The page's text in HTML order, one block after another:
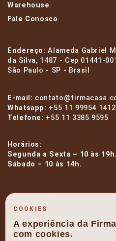
Warehouse
Fale Conosco
Endereço:Alameda Gabriel
da Silva, 1487 - Cep 01441-001
São Paulo - SP - Brasil
E-mail:
Whatsapp: +55 11 99954 1412
Telefone: +55 11 3385 9595
Horários:
Segunda a Sexta – 10 às 19h.
Sábado – 10 às 14h.
instagram
COOKIES
A experiência da
com cookies.